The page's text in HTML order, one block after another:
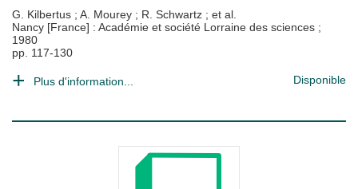
G. Kilbertus ; A. Mourey ; R. Schwartz ; et al.
Nancy [France] : Académie et société Lorraine des sciences ;
1980
pp. 117-130
Plus d'information... Disponible